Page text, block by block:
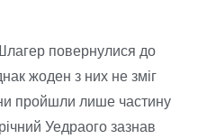
повернулися до
жоден з них не зміг
пройшли лише частину
Уедраого зазнав